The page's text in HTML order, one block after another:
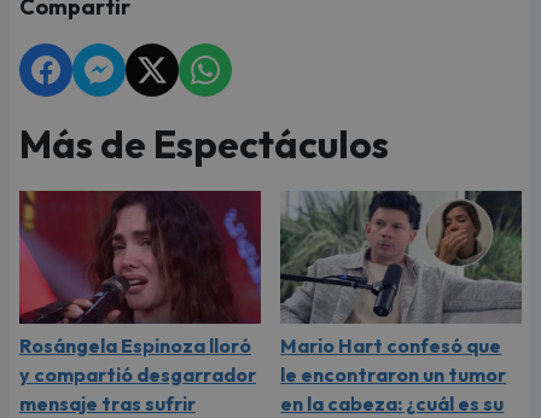
Compartir
Más de Espectáculos
Rosángela Espinoza lloró
y compartió desgarrador
mensaje tras sufrir
Mario Hart confesó que
le encontraron un tumor
en la cabeza: ¿cuál es su